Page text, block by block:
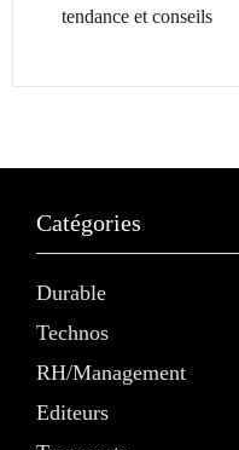
tendance et conseils
Catégories
Durable
Technos
RH/Management
Editeurs